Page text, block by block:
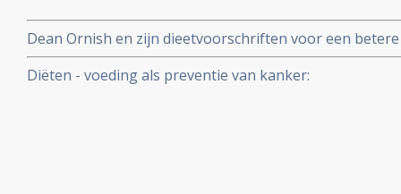
Dean Ornish en zijn dieetvoorschriften voor een
bij genezingsproces van kanker
Diëten - voeding als preventie van kanker: